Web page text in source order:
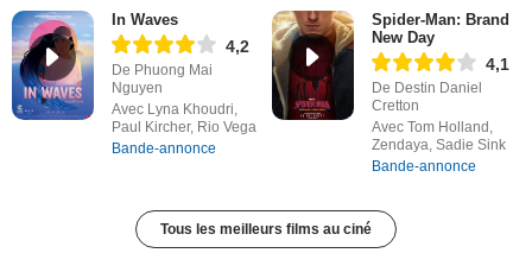
In Waves
4,2
De Phuong Mai
Nguyen
Avec Lyna Khoudri,
Paul Kircher, Rio Vega
Bande-annonce
Spider-Man: Brand
New Day
4,1
De Destin Daniel
Cretton
Avec Tom Holland,
Zendaya, Sadie Sink
Bande-annonce
Tous les meilleurs films au ciné